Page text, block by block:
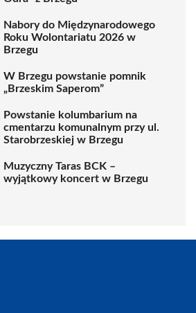
Nabory do Międzynarodowego
Roku Wolontariatu 2026 w
Brzegu
W Brzegu powstanie pomnik
„Brzeskim Saperom”
Powstanie kolumbarium na
cmentarzu komunalnym przy ul.
Starobrzeskiej w Brzegu
Muzyczny Taras BCK –
wyjątkowy koncert w Brzegu